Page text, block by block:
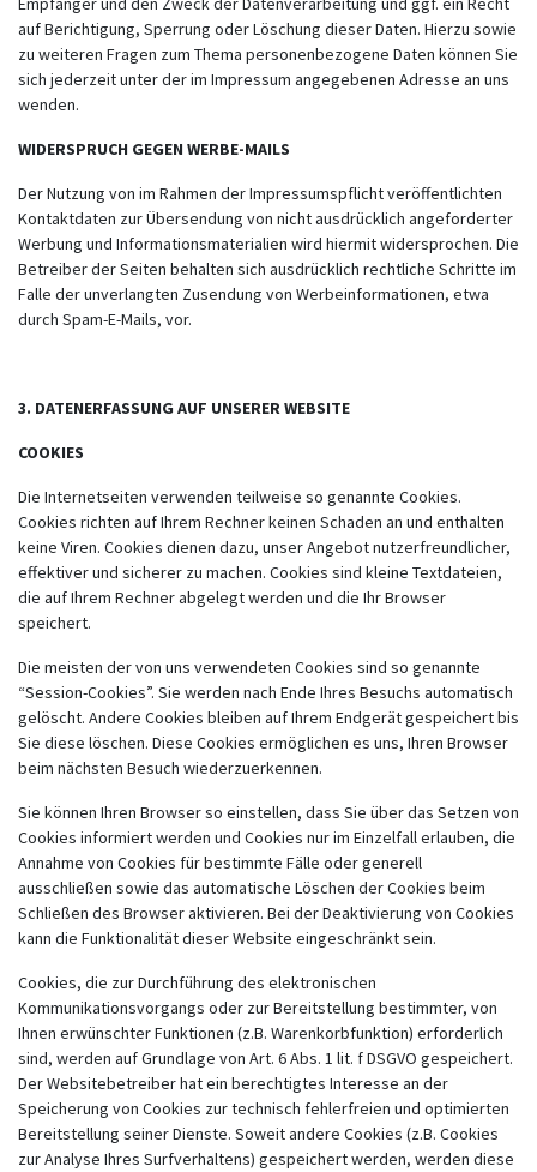
auf Berichtigung, Sperrung oder Löschung dieser Daten. Hierzu sowie
zu weiteren Fragen zum Thema personenbezogene Daten können Sie
sich jederzeit unter der im Impressum angegebenen Adresse an uns
wenden.
WIDERSPRUCH GEGEN WERBE-MAILS
Der Nutzung von im Rahmen der Impressumspflicht veröffentlichten
Kontaktdaten zur Übersendung von nicht ausdrücklich angeforderter
Werbung und Informationsmaterialien wird hiermit widersprochen. Die
Betreiber der Seiten behalten sich ausdrücklich rechtliche Schritte im
Falle der unverlangten Zusendung von Werbeinformationen, etwa
durch Spam-E-Mails, vor.
3. DATENERFASSUNG AUF UNSERER WEBSITE
COOKIES
Die Internetseiten verwenden teilweise so genannte Cookies.
Cookies richten auf Ihrem Rechner keinen Schaden an und enthalten
keine Viren. Cookies dienen dazu, unser Angebot nutzerfreundlicher,
effektiver und sicherer zu machen. Cookies sind kleine Textdateien,
die auf Ihrem Rechner abgelegt werden und die Ihr Browser
speichert.
Die meisten der von uns verwendeten Cookies sind so genannte
“Session-Cookies”. Sie werden nach Ende Ihres Besuchs automatisch
gelöscht. Andere Cookies bleiben auf Ihrem Endgerät gespeichert bis
Sie diese löschen. Diese Cookies ermöglichen es uns, Ihren Browser
beim nächsten Besuch wiederzuerkennen.
Sie können Ihren Browser so einstellen, dass Sie über das Setzen von
Cookies informiert werden und Cookies nur im Einzelfall erlauben, die
Annahme von Cookies für bestimmte Fälle oder generell
ausschließen sowie das automatische Löschen der Cookies beim
Schließen des Browser aktivieren. Bei der Deaktivierung von Cookies
kann die Funktionalität dieser Website eingeschränkt sein.
Cookies, die zur Durchführung des elektronischen
Kommunikationsvorgangs oder zur Bereitstellung bestimmter, von
Ihnen erwünschter Funktionen (z.B. Warenkorbfunktion) erforderlich
sind, werden auf Grundlage von Art. 6 Abs. 1 lit. f DSGVO gespeichert.
Der Websitebetreiber hat ein berechtigtes Interesse an der
Speicherung von Cookies zur technisch fehlerfreien und optimierten
Bereitstellung seiner Dienste. Soweit andere Cookies (z.B. Cookies
zur Analyse Ihres Surfverhaltens) gespeichert werden, werden diese